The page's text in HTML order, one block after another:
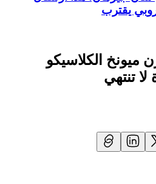
يقترب
ميونخ الكلاسيكو
لا تنتهي